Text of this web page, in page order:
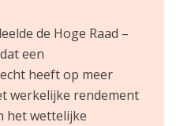
de Hoge Raad –
een
heeft op meer
werkelijke rendement
het wettelijke